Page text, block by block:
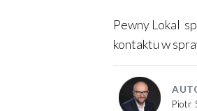
Pewny Lokal
kontaktu w
Piotr